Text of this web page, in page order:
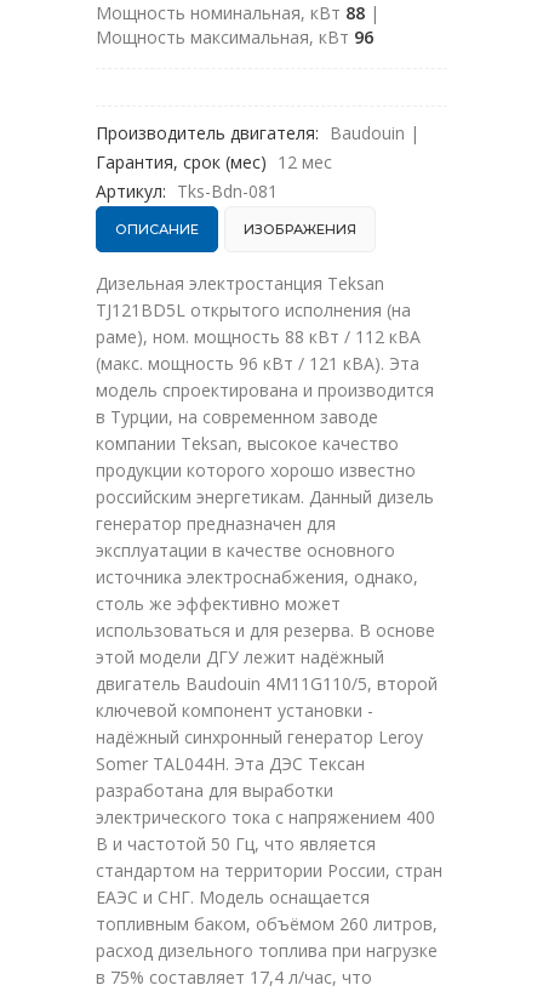
Мощность номинальная, кВт 88 |
Мощность максимальная, кВт 96
Производитель двигателя: Baudouin |
Гарантия, срок (мес) 12 мес
Артикул: Tks-Bdn-081
ОПИСАНИЕ ИЗОБРАЖЕНИЯ
Дизельная электростанция Teksan
TJ121BD5L открытого исполнения (на
раме), ном. мощность 88 кВт / 112 кВА
(макс. мощность 96 кВт / 121 кВА). Эта
модель спроектирована и производится
в Турции, на современном заводе
компании Teksan, высокое качество
продукции которого хорошо известно
российским энергетикам. Данный дизель
генератор предназначен для
эксплуатации в качестве основного
источника электроснабжения, однако,
столь же эффективно может
использоваться и для резерва. В основе
этой модели ДГУ лежит надёжный
двигатель Baudouin 4M11G110/5, второй
ключевой компонент установки -
надёжный синхронный генератор Leroy
Somer TAL044H. Эта ДЭС Тексан
разработана для выработки
электрического тока с напряжением 400
В и частотой 50 Гц, что является
стандартом на территории России, стран
ЕАЭС и СНГ. Модель оснащается
топливным баком, объёмом 260 литров,
расход дизельного топлива при нагрузке
в 75% составляет 17,4 л/час, что